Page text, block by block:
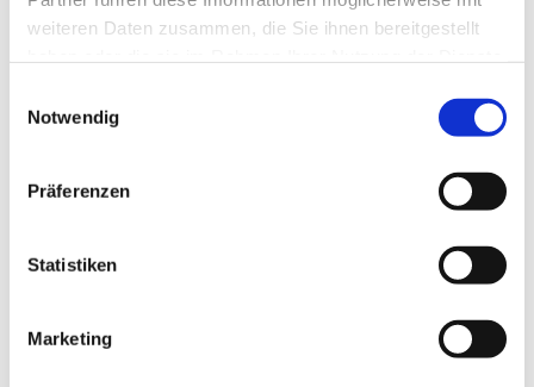
weiteren Daten zusammen, die Sie ihnen bereitgestellt
Notwendig
Präferenzen
Statistiken
Marketing